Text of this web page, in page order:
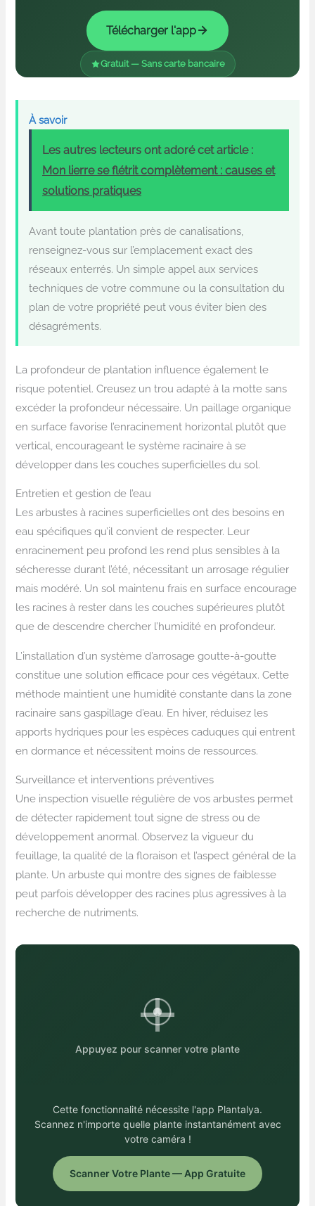
Télécharger l'app
Gratuit — Sans carte bancaire
À savoir
Les autres lecteurs ont adoré cet article :
Mon lierre se flétrit complètement : causes et
solutions pratiques
Avant toute plantation près de canalisations,
renseignez-vous sur l’emplacement exact des
réseaux enterrés. Un simple appel aux services
techniques de votre commune ou la consultation du
plan de votre propriété peut vous éviter bien des
désagréments.
La profondeur de plantation influence également le
risque potentiel. Creusez un trou adapté à la motte sans
excéder la profondeur nécessaire. Un paillage organique
en surface favorise l’enracinement horizontal plutôt que
vertical, encourageant le système racinaire à se
développer dans les couches superficielles du sol.
Entretien et gestion de l’eau
Les arbustes à racines superficielles ont des besoins en
eau spécifiques qu’il convient de respecter. Leur
enracinement peu profond les rend plus sensibles à la
sécheresse durant l’été, nécessitant un arrosage régulier
mais modéré. Un sol maintenu frais en surface encourage
les racines à rester dans les couches supérieures plutôt
que de descendre chercher l’humidité en profondeur.
L’installation d’un système d’arrosage goutte-à-goutte
constitue une solution efficace pour ces végétaux. Cette
méthode maintient une humidité constante dans la zone
racinaire sans gaspillage d’eau. En hiver, réduisez les
apports hydriques pour les espèces caduques qui entrent
en dormance et nécessitent moins de ressources.
Surveillance et interventions préventives
Une inspection visuelle régulière de vos arbustes permet
de détecter rapidement tout signe de stress ou de
développement anormal. Observez la vigueur du
feuillage, la qualité de la floraison et l’aspect général de la
plante. Un arbuste qui montre des signes de faiblesse
peut parfois développer des racines plus agressives à la
recherche de nutriments.
Appuyez pour scanner votre plante
Cette fonctionnalité nécessite l'app Plantalya.
Scannez n'importe quelle plante instantanément avec
votre caméra !
Scanner Votre Plante — App Gratuite